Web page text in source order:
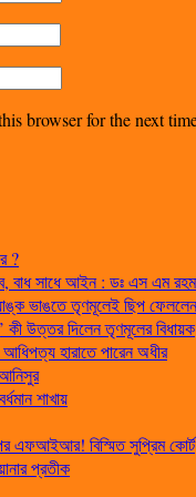
browser for the next
?
বাধ সাধে আইন : ডঃ এস এম
ভাঙতে তৃণমূলেই ছিপ ফেললেন
উত্তর দিলেন তৃণমূলের বিধায়ক
আধিপত্য হারাতে পারেন অধীর
শাখায়
এফআইআর! বিস্মিত সুপ্রিম কোর্ট
প্রতীক